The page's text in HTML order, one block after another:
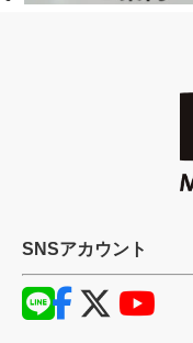
SNSアカウント